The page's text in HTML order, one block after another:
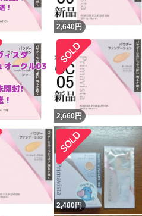
2,640 円
2,660 円
2,480円